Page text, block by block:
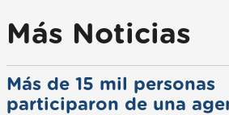
Más Noticias
Más de 15 mil personas
participaron de una